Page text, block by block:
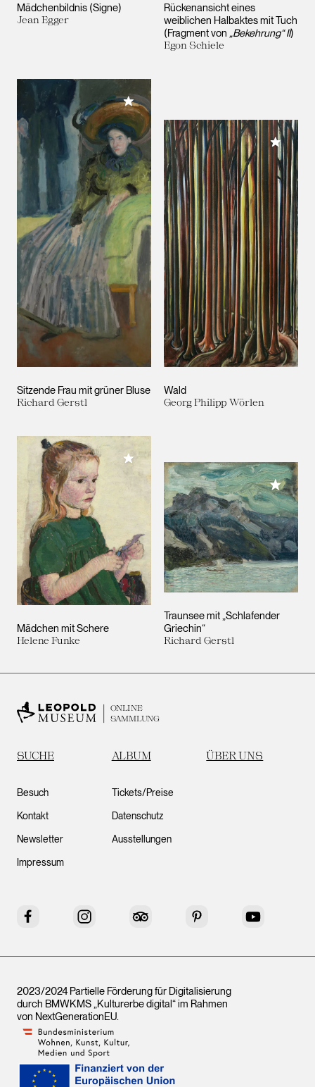
Mädchenbildnis (Signe)
Jean Egger
Rückenansicht eines
weiblichen Halbaktes mit Tuch
(Fragment von „Bekehrung“ II)
Egon Schiele
Sitzende Frau mit grüner Bluse
Richard Gerstl
Meiner Sammlung hinzufügen
Wald
Georg Philipp Wörlen
Meiner
Mädchen mit Schere
Helene Funke
Meiner Sammlung hinzufügen
Traunsee mit „Schlafender
Griechin“
Richard Gerstl
Meiner
ONLINE
SAMMLUNG
SUCHE ALBUM ÜBER UNS
Besuch
Kontakt
Newsletter
Impressum
Tickets/Preise
Datenschutz
Ausstellungen
Facebook Instagram Tripadvisor Pinterest YouTube
2023/2024 Partielle Förderung für Digitalisierung
durch BMWKMS „Kulturerbe digital“ im Rahmen
von NextGenerationEU.